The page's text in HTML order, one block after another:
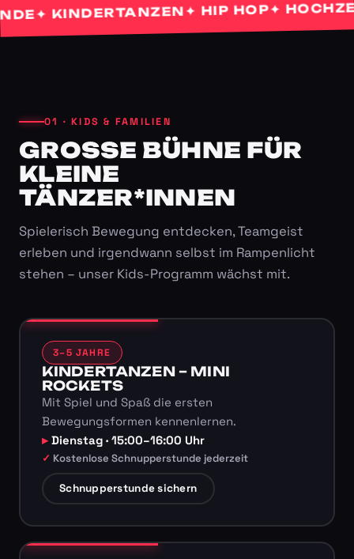
KINDERTANZEN✦ HIP HOP ✦
01 · KIDS & FAMILIEN
GROSSE BÜHNE FÜR K
LEINE T
ÄNZER*INNEN
Spielerisch Bewegung entdecken, Teamgeist
erleben und irgendwann selbst im Rampenlicht
stehen – unser Kids-Programm wächst mit.
3–5 JAHRE
KINDERTANZEN – MINI
ROCKETS
Mit Spiel und Spaß die ersten
Bewegungsformen kennenlernen.
Dienstag · 15:00–16:00 Uhr
Kostenlose Schnupperstunde jederzeit
Schnupperstunde sichern